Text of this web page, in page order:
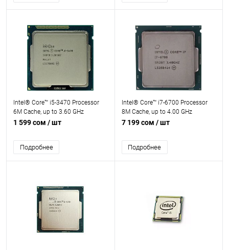
Intel® Core™ i5-3470 Processor
6M Cache, up to 3.60 GHz
1 599 сом / шт
Подробнее
Intel® Core™ i7-6700 Processor
8M Cache, up to 4.00 GHz
7 199 сом / шт
Подробнее